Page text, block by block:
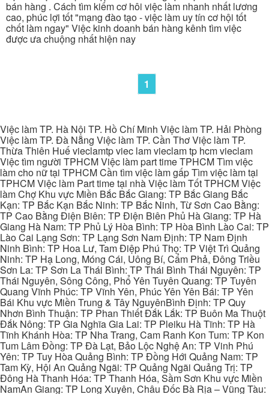
bán hàng . Cách tìm kiếm cơ hôi việc làm nhanh nhất lương
cao, phúc lợi tốt "mạng đào tạo - việc làm uy tín cơ hội tốt
chốt làm ngay" Việc kinh doanh bán hàng kênh tìm việc
được ưa chuộng nhất hiện nay
1
Việc làm TP. Hà Nội TP. Hồ Chí Minh Việc làm TP. Hải Phòng
Việc làm TP. Đà Nẵng Việc làm TP. Cần Thơ Việc làm TP.
Thừa Thiên Huế vieclamtp viec lam vieclam tp hcm vieclam
Việc tìm người TPHCM Việc làm part time TPHCM Tìm việc
làm cho nữ tại TPHCM Cần tìm việc làm gấp Tìm việc làm tại
TPHCM Việc làm Part time tại nhà Việc làm Tốt TPHCM Việc
làm Chợ Khu vực Miền Bắc Bắc Giang: TP Bắc Giang Bắc
Kạn: TP Bắc Kạn Bắc Ninh: TP Bắc Ninh, Từ Sơn Cao Bằng:
TP Cao Bằng Điện Biên: TP Điện Biên Phủ Hà Giang: TP Hà
Giang Hà Nam: TP Phủ Lý Hòa Bình: TP Hòa Bình Lào Cai: TP
Lào Cai Lạng Sơn: TP Lạng Sơn Nam Định: TP Nam Định
Ninh Bình: TP Hoa Lư, Tam Điệp Phú Thọ: TP Việt Trì Quảng
Ninh: TP Hạ Long, Móng Cái, Uông Bí, Cẩm Phả, Đông Triều
Sơn La: TP Sơn La Thái Bình: TP Thái Bình Thái Nguyên: TP
Thái Nguyên, Sông Công, Phổ Yên Tuyên Quang: TP Tuyên
Quang Vĩnh Phúc: TP Vĩnh Yên, Phúc Yên Yên Bái: TP Yên
Bái Khu vực Miền Trung & Tây NguyênBình Định: TP Quy
Nhơn Bình Thuận: TP Phan Thiết Đắk Lắk: TP Buôn Ma Thuột
Đắk Nông: TP Gia Nghĩa Gia Lai: TP Pleiku Hà Tĩnh: TP Hà
Tĩnh Khánh Hòa: TP Nha Trang, Cam Ranh Kon Tum: TP Kon
Tum Lâm Đồng: TP Đà Lạt, Bảo Lộc Nghệ An: TP Vinh Phú
Yên: TP Tuy Hòa Quảng Bình: TP Đồng Hới Quảng Nam: TP
Tam Kỳ, Hội An Quảng Ngãi: TP Quảng Ngãi Quảng Trị: TP
Đông Hà Thanh Hóa: TP Thanh Hóa, Sầm Sơn Khu vực Miền
NamAn Giang: TP Long Xuyên, Châu Đốc Bà Rịa – Vũng Tàu: